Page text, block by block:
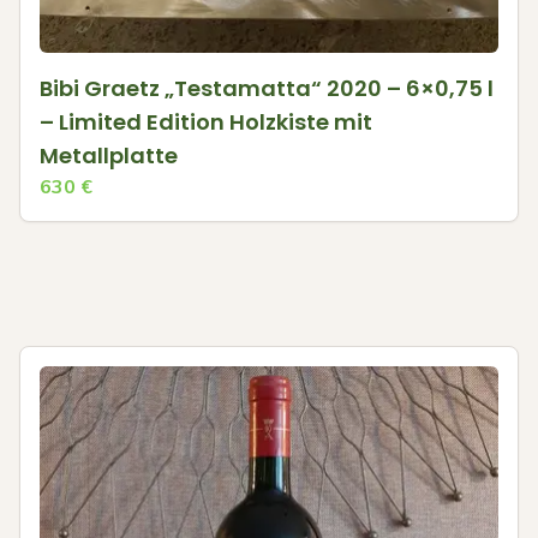
Bibi Graetz „Testamatta“ 2020 – 6×0,75 l
– Limited Edition Holzkiste mit
Metallplatte
630 €